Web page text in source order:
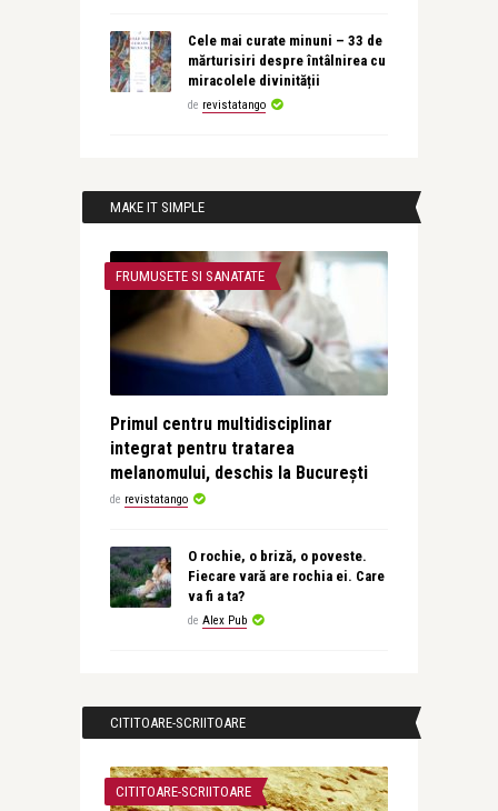
Cele mai curate minuni – 33 de
mărturisiri despre întâlnirea cu
miracolele divinității
de revistatango
MAKE IT SIMPLE
FRUMUSETE SI SANATATE
Primul centru multidisciplinar
integrat pentru tratarea
melanomului, deschis la București
de revistatango
O rochie, o briză, o poveste.
Fiecare vară are rochia ei. Care
va fi a ta?
de Alex Pub
CITITOARE-SCRIITOARE
CITITOARE-SCRIITOARE